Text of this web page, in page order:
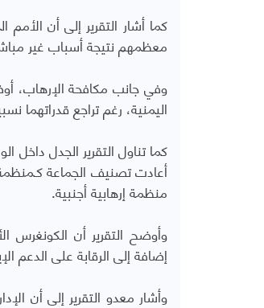
معظمهم نتيجة أسباب غير
وفي جانب مكافحة الإرهاب،
اليمنية، رغم تراجع قدراتهما
كما تناول التقرير الجدل داخل
أعادت تصنيف الجماعة
منظمة إرهابية أجنبية.
وأوضح التقرير أن الكونغرس
إضافة إلى الرقابة على الدعم
وأشار معدو التقرير إلى أن